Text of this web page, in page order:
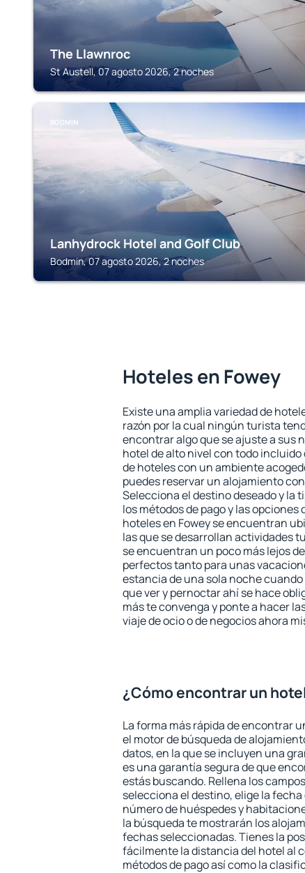
The Llawnroc
St Austell, 07 agosto 2026, 2 noches
BODMIN
Lanhydrock Hotel and Golf Club
Bodmin, 07 agosto 2026, 2 noches
Hoteles en Fowey
Existe una amplia variedad de
razón por la cual ningún turista
encontrar algo que se ajuste a sus
hotel de alto nivel con todo
de hoteles con un ambiente
puedes reservar un alojamiento
Selecciona el destino deseado y la
los métodos de pago y las
hoteles en Fowey se encuentran
las que se desarrollan actividades
se encuentran un poco más lejos
perfectos tanto para unas
estancia de una sola noche
que ver y pernoctar ahí se hace
más te convenga y ponte a hacer
viaje de ocio o de negocios ahora
¿Cómo encontrar un
La forma más rápida de encontrar
el motor de búsqueda de
datos, en la que se incluyen una
es una garantía segura de que
estás buscando. Rellena los
selecciona el destino, elige la
número de huéspedes y
la búsqueda te mostrarán los
fechas seleccionadas. Tienes la
fácilmente la distancia del hotel al
métodos de pago así como la